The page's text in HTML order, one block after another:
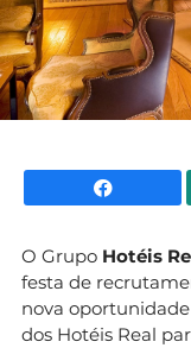
O Grupo Hotéis
festa de
nova
dos Hotéis Real